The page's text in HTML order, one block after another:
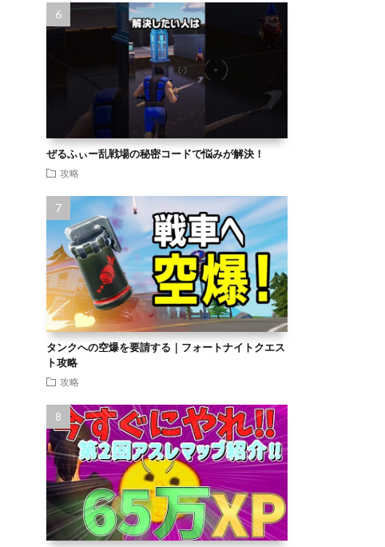
ぜるふぃー乱戦場の秘密コードで悩みが解決！
攻略
タンクへの空爆を要請する｜フォートナイトクエス
ト攻略
攻略